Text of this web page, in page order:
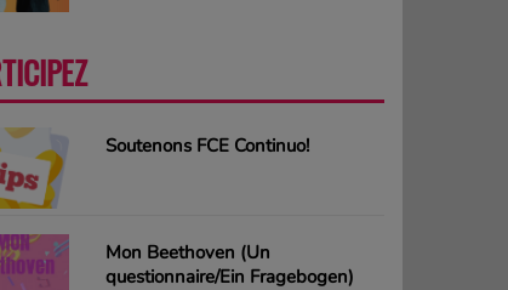
Soutenons FCE Continuo!
Mon Beethoven (Un
questionnaire/Ein Fragebogen)